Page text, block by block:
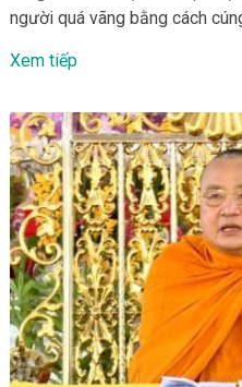
người quá vãng bằng cách
Xem tiếp